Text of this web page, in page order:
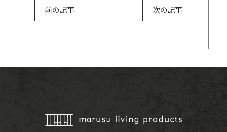
前の記事 次の記事